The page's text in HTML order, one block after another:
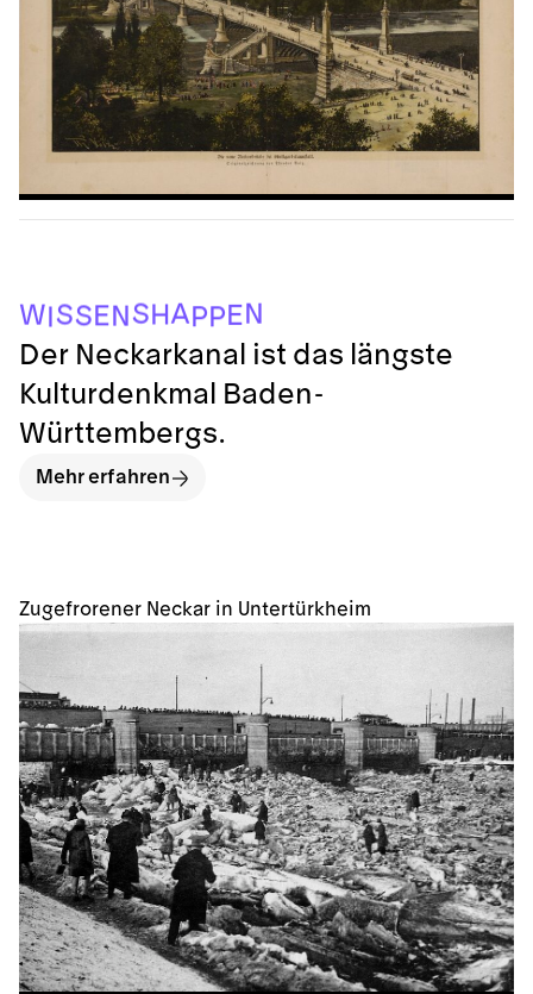
Zugefrorener Neckar in Untertürkheim
WISSENSHAPP EN
Der Neckarkanal ist das längste
Kulturdenkmal Baden-
Württembergs.
Mehr erfahren